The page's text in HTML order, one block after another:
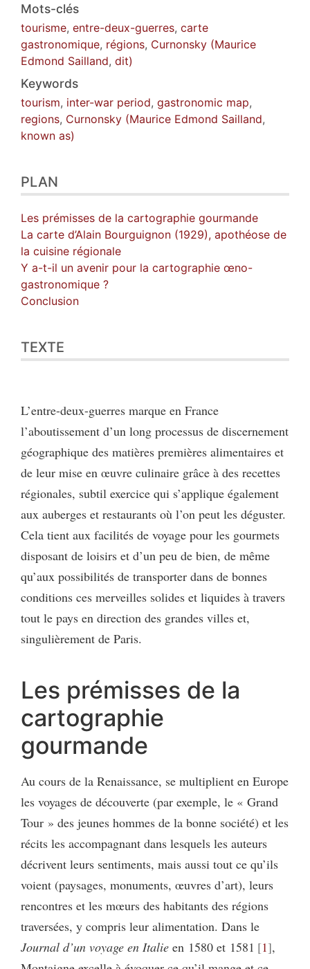
Mots-clés
tourisme, entre-deux-guerres, carte
gastronomique, régions, Curnonsky (Maurice
Edmond Sailland, dit)
Keywords
tourism, inter-war period, gastronomic map,
regions, Curnonsky (Maurice Edmond Sailland,
known as)
PLAN
Les prémisses de la cartographie gourmande
La carte d’Alain Bourguignon (1929), apothéose de
la cuisine régionale
Y a-t-il un avenir pour la cartographie œno-
gastronomique ?
Conclusion
TEXTE
L’entre-deux-guerres marque en France
l’aboutissement d’un long processus de discernement
géographique des matières premières alimentaires et
de leur mise en œuvre culinaire grâce à des recettes
régionales, subtil exercice qui s’applique également
aux auberges et restaurants où l’on peut les déguster.
Cela tient aux facilités de voyage pour les gourmets
disposant de loisirs et d’un peu de bien, de même
qu’aux possibilités de transporter dans de bonnes
conditions ces merveilles solides et liquides à travers
tout le pays en direction des grandes villes et,
singulièrement de Paris.
Les prémisses de la
cartographie
gourmande
Au cours de la Renaissance, se multiplient en Europe
les voyages de découverte (par exemple, le « Grand
Tour » des jeunes hommes de la bonne société) et les
récits les accompagnant dans lesquels les auteurs
décrivent leurs sentiments, mais aussi tout ce qu’ils
voient (paysages, monuments, œuvres d’art), leurs
rencontres et les mœurs des habitants des régions
traversées, y compris leur alimentation. Dans le
Journal d’un voyage en Italie en 1580 et 1581 1 ,